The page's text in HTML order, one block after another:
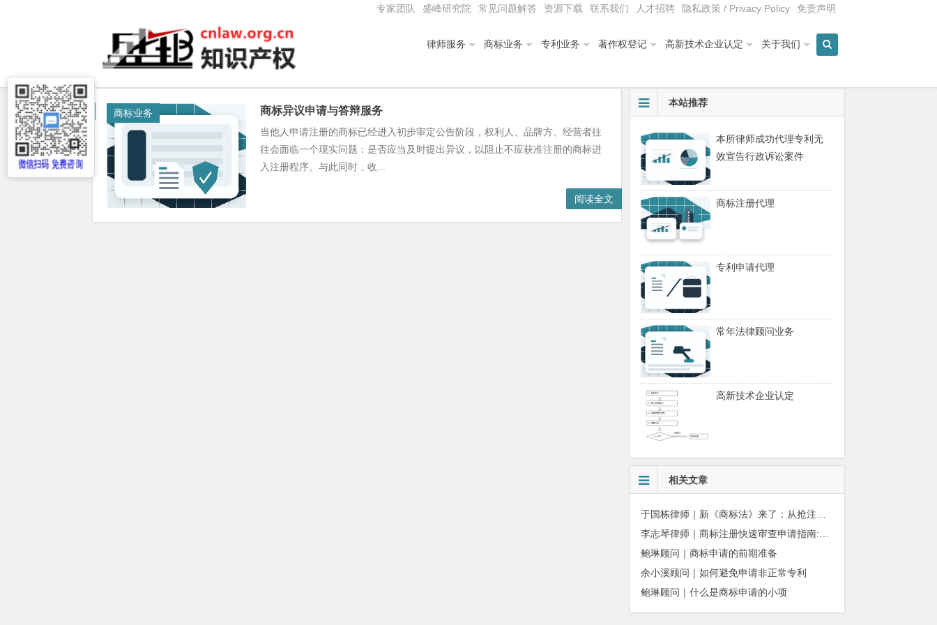
专家团队 盛峰研究院 常见问题解答 资源下载 联系我们 人才招聘 隐私政策 / Privacy Policy 免责声明
律师服务 商标业务 专利业务 著作权登记 高新技术企业认定 关于我们
商标业务 商标异议申请与答辩服务
当他人申请注册的商标已经进入初步审定公告阶段，权利人、品牌方、经营者往
往会面临一个现实问题：是否应当及时提出异议，以阻止不应获准注册的商标进
入注册程序。与此同时，收...
阅读全文
本站推荐
本所律师成功代理专利无
效宣告行政诉讼案件
商标注册代理
专利申请代理
常年法律顾问业务
高新技术企业认定
相关文章
鲍琳顾问｜商标申请的前期准备
余小溪顾问｜如何避免申请非正常专利
鲍琳顾问｜什么是商标申请的小项